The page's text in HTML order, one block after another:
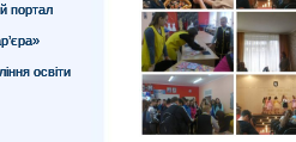
портал
освіти